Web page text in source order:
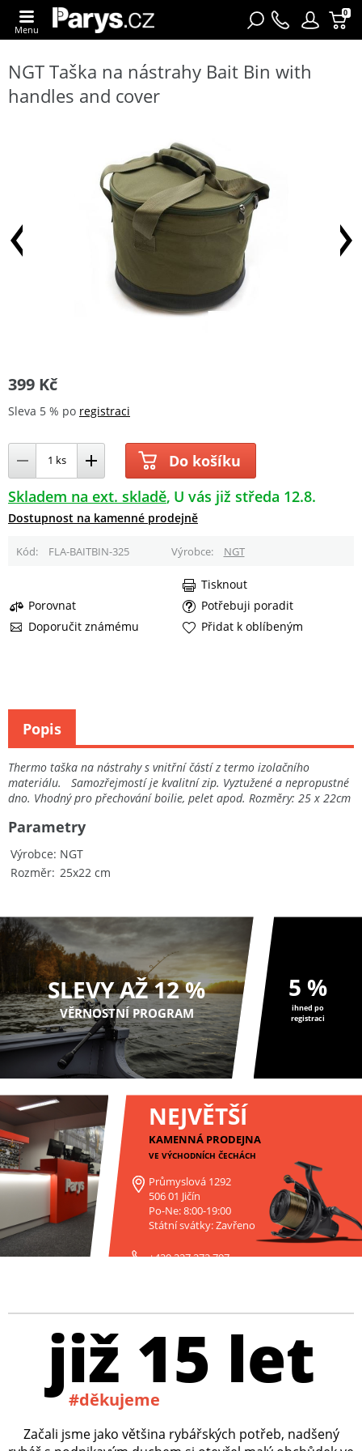
0
Menu
NGT Taška na nástrahy Bait Bin with
handles and cover
399 Kč
Sleva 5 % po registraci
Do košíku
Skladem na ext. skladě U vás již středa 12.8.
Dostupnost na kamenné prodejně
Kód FLA-BAITBIN-325 Výrobce NGT
Porovnat
Potřebuji poradit
Doporučit známému
Tisknout
Přidat k oblíbeným
Thermo taška na nástrahy s vnitřní částí z termo izolačního
materiálu. Samozřejmostí je kvalitní zip. Vyztužené a nepropustné
dno. Vhodný pro přechování boilie, pelet apod. Rozměry: 25 x 22cm
Výrobce NGT
Rozměr 25x22 cm
Parametry
Popis
SLEVY AŽ 12 %
VĚRNOSTNÍ PROGRAM
5 %
ihned po
registraci
NEJVĚTŠÍ
KAMENNÁ PRODEJNA
VE VÝCHODNÍCH ČECHÁCH
Průmyslová 1292
506 01 Jičín
Po-Ne: 8:00-19:00
Státní svátky: Zavřeno
+420 227 272 797
již 15 let
#děkujeme
Začali jsme jako většina rybářských potřeb, nadšený